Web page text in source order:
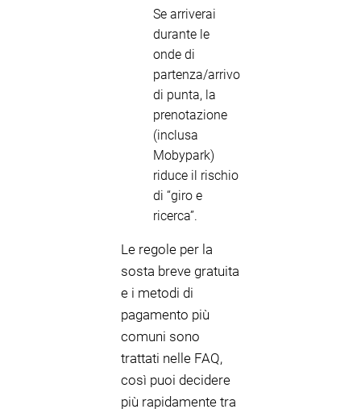
Se arriverai
durante le
onde di
partenza/arrivo
di punta, la
prenotazione
(inclusa
Mobypark)
riduce il rischio
di “giro e
ricerca”.
Le regole per la
sosta breve gratuita
e i metodi di
pagamento più
comuni sono
trattati nelle FAQ,
così puoi decidere
più rapidamente tra